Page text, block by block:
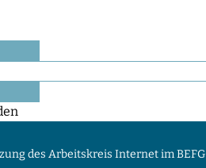
des Arbeitskreis Internet im BEFG